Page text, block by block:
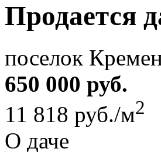
Продается
поселок
650 000 руб.
11 818 руб./м2
О даче